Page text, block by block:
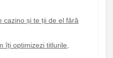
cazino și te ții de el fără
îți optimizezi titlurile,